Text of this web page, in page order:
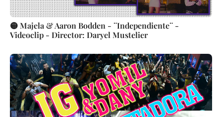
🟡 Majela & Aaron Bodden - ¨Independiente¨ -
Videoclip - Director: Daryel Mustelier